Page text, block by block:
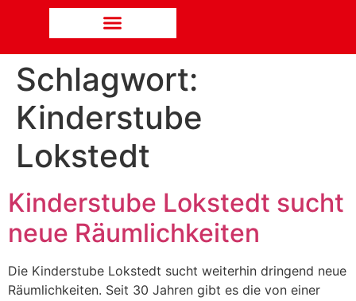
Schlagwort:
Kinderstube
Lokstedt
Kinderstube Lokstedt sucht
neue Räumlichkeiten
Die Kinderstube Lokstedt sucht weiterhin dringend neue
Räumlichkeiten. Seit 30 Jahren gibt es die von einer